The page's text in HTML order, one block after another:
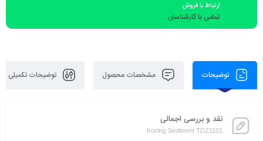
ارتباط با فروش
تماس با کارشناسان
توضیحات مشخصات محصول توضیحات تکمیلی
نقد و بررسی اجمالی
Ironing Sediment TDZ1101